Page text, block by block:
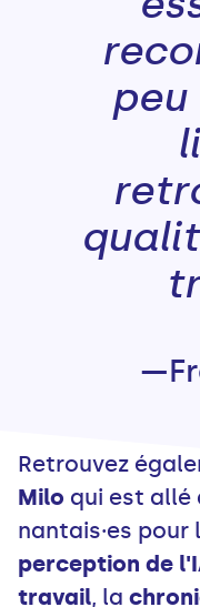
peu
Retrouvez
Milo qui est allé
nantais·es pour
perception de
travail, la